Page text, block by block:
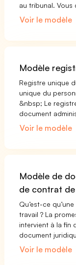
au tribunal. Vous
Voir le modèle
Modèle
Registre unique
unique du
&nbsp; Le
document
Voir le modèle
Modèle de
de contrat
Qu’est-ce
travail ? La
intervient à la fin
document
Voir le modèle